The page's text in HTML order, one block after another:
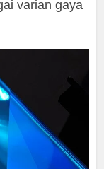
varian gaya